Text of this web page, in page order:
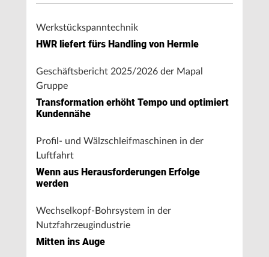
Werkstückspanntechnik
HWR liefert fürs Handling von Hermle
Geschäftsbericht 2025/2026 der Mapal
Gruppe
Transformation erhöht Tempo und optimiert
Kundennähe
Profil- und Wälzschleifmaschinen in der
Luftfahrt
Wenn aus Herausforderungen Erfolge
werden
Wechselkopf-Bohrsystem in der
Nutzfahrzeugindustrie
Mitten ins Auge